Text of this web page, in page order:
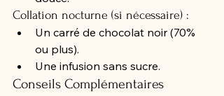
Collation nocturne (si nécessaire) :
Un carré de chocolat noir (70%
ou plus).
Une infusion sans sucre.
Conseils Complémentaires